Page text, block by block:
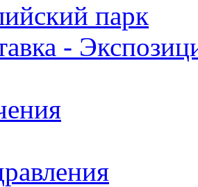
парк
-